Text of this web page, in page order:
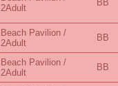
2Adult
BB
Beach Pavilion /
2Adult
BB
Beach Pavilion /
2Adult
BB